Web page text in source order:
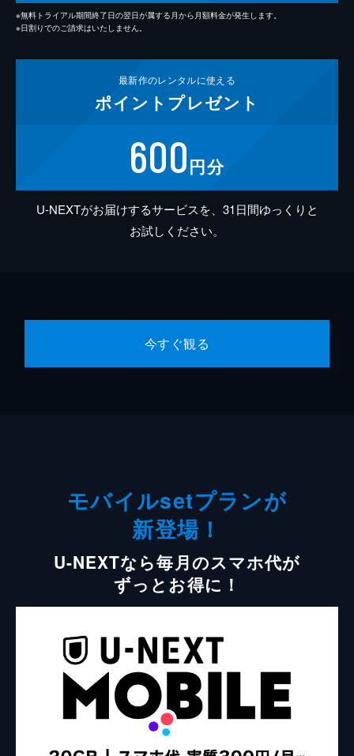
※無料トライアル期間終了日の翌日が属する月から月額料金が発生します。
※日割りでのご請求はいたしません。
最新作のレンタルに使える
ポイント プレゼント
600円分
U-NEXTがお届けするサービスを、31日間ゆっくりと
お試しください。
今すぐ観る
モバイルsetプランが
新登場！
U-NEXTなら毎月のスマホ代が
ずっとお得に！